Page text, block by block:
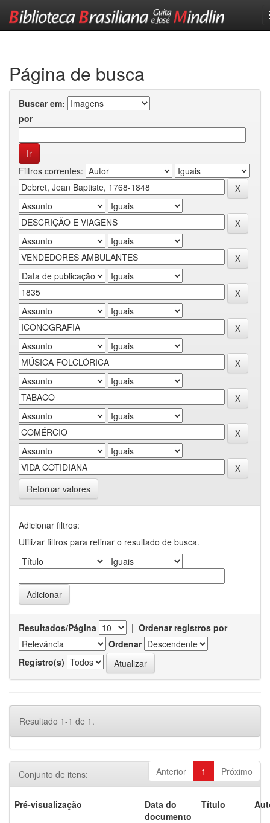
Página de busca
Buscar em:
por
Filtros correntes:
Retornar valores
Adicionar filtros:
Utilizar filtros para refinar o resultado de busca.
Resultados/Página | Ordenar registros por
Ordenar
Registro(s)
Resultado 1-1 de 1.
Anterior 1 Próximo
Conjunto de itens:
Pré-visualização
Data do
documento
Título